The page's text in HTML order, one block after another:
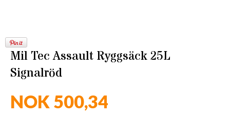
Mil Tec Assault Ryggsäck 25L
Signalröd
NOK 500,34